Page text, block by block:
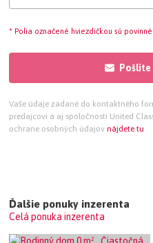
* Polia označené hviezdičkou sú povinné
Pošlite
Vaše údaje zadané do kontaktného
predajcovi a aj spoločnosti United
ochrane osobných údajov nájdete tu
Ďalšie ponuky inzerenta
Celá ponuka inzerenta